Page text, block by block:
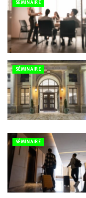
SÉMINAIRE
SÉMINAIRE
SÉMINAIRE